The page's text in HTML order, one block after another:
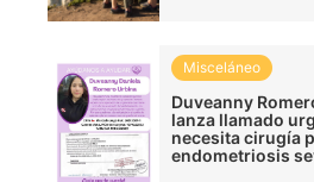
Misceláneo
Duveanny
lanza llamado
necesita cirugía
endometriosis